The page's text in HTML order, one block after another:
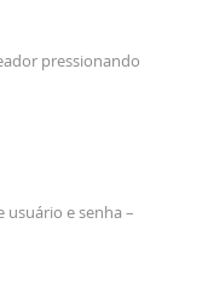
pressionando
usuário e senha –